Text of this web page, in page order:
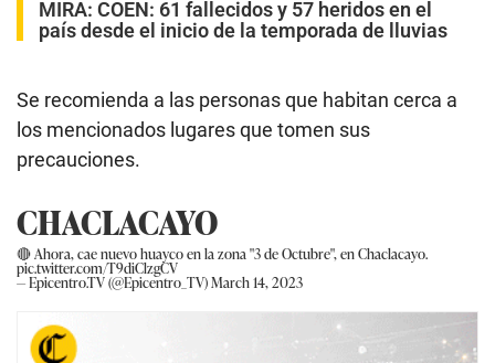
MIRA: COEN: 61 fallecidos y 57 heridos en el
país desde el inicio de la temporada de lluvias
Se recomienda a las personas que habitan cerca a
los mencionados lugares que tomen sus
precauciones.
CHACLACAYO
🔴 Ahora, cae nuevo huayco en la zona "3 de Octubre", en Chaclacayo.
pic.twitter.com/T9diClzgCV
— Epicentro.TV (@Epicentro_TV)March 14, 2023